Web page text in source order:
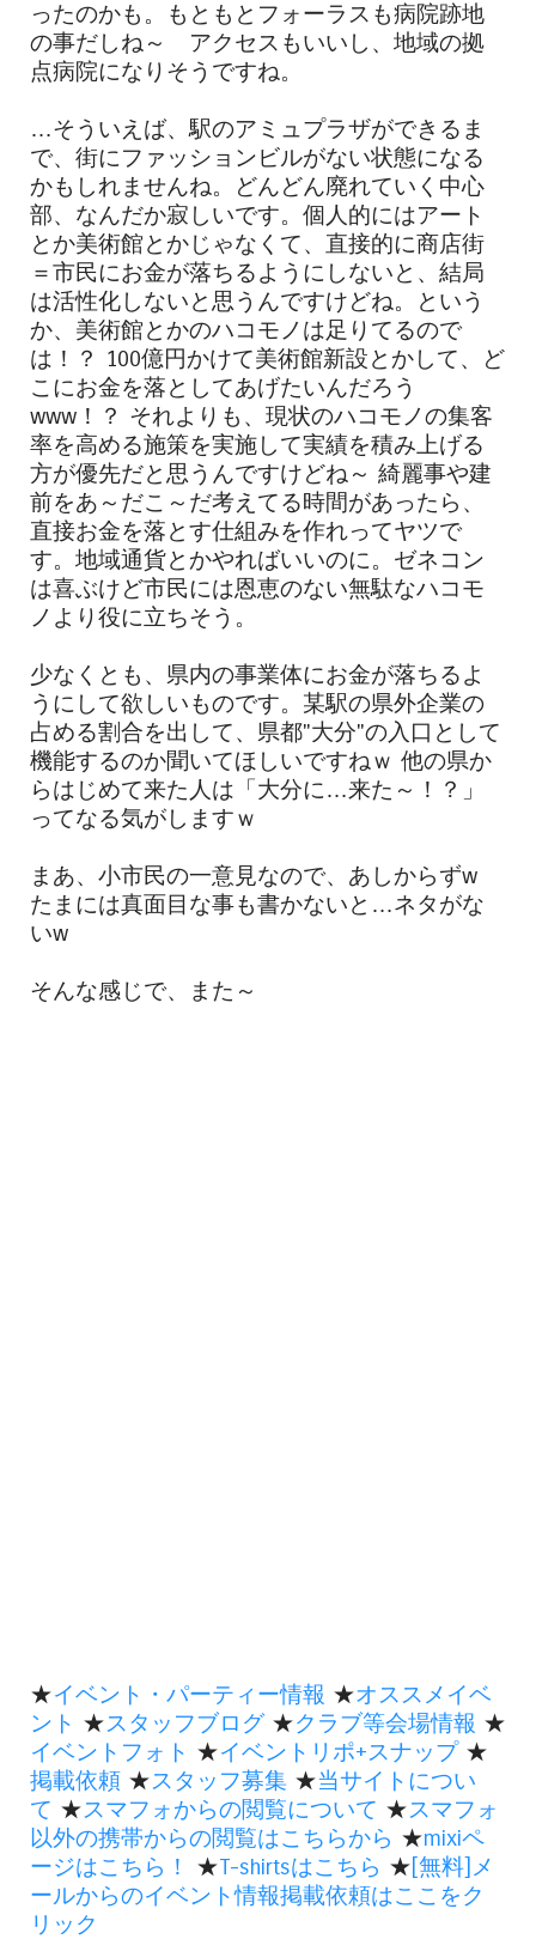
ったのかも。もともとフォーラスも病院跡地
の事だしね～ アクセスもいいし、地域の拠
点病院になりそうですね。
…そういえば、駅のアミュプラザができるま
で、街にファッションビルがない状態になる
かもしれませんね。どんどん廃れていく中心
部、なんだか寂しいです。個人的にはアート
とか美術館とかじゃなくて、直接的に商店街
＝市民にお金が落ちるようにしないと、結局
は活性化しないと思うんですけどね。という
か、美術館とかのハコモノは足りてるので
は！？ 100億円かけて美術館新設とかして、ど
こにお金を落としてあげたいんだろう
www！？ それよりも、現状のハコモノの集客
率を高める施策を実施して実績を積み上げる
方が優先だと思うんですけどね～ 綺麗事や建
前をあ～だこ～だ考えてる時間があったら、
直接お金を落とす仕組みを作れってヤツで
す。地域通貨とかやればいいのに。ゼネコン
は喜ぶけど市民には恩恵のない無駄なハコモ
ノより役に立ちそう。
少なくとも、県内の事業体にお金が落ちるよ
うにして欲しいものです。某駅の県外企業の
占める割合を出して、県都"大分"の入口として
機能するのか聞いてほしいですねｗ 他の県か
らはじめて来た人は「大分に…来た～！？」
ってなる気がしますｗ
まあ、小市民の一意見なので、あしからずw
たまには真面目な事も書かないと…ネタがな
いw
そんな感じで、また～
★イベント・パーティー情報 ★オススメイベ
ント ★スタッフブログ ★クラブ等会場情報 ★
イベントフォト ★イベントリポ+スナップ★
掲載依頼 ★スタッフ募集 ★当サイトについ
て ★スマフォからの閲覧について ★スマフォ
以外の携帯からの閲覧はこちらから ★mixiペ
ージはこちら！
★T-shirtsはこちら ★[無料]メ
ールからのイベント情報掲載依頼はここをク
リック